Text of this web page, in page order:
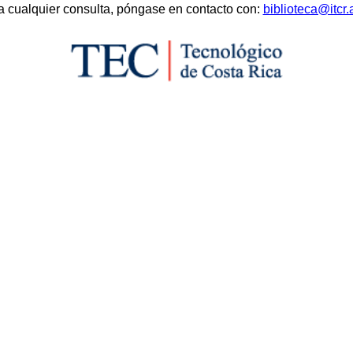
cualquier consulta, póngase en contacto con: